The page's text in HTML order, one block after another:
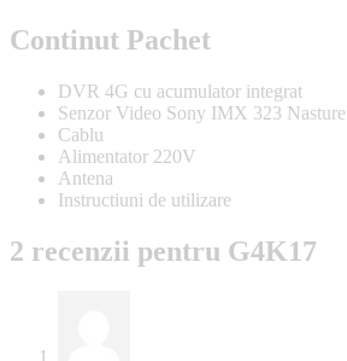
Continut Pachet
DVR 4G cu acumulator integrat
Senzor Video Sony IMX 323 Nasture
Cablu
Alimentator 220V
Antena
Instructiuni de utilizare
2 recenzii pentru G4K17